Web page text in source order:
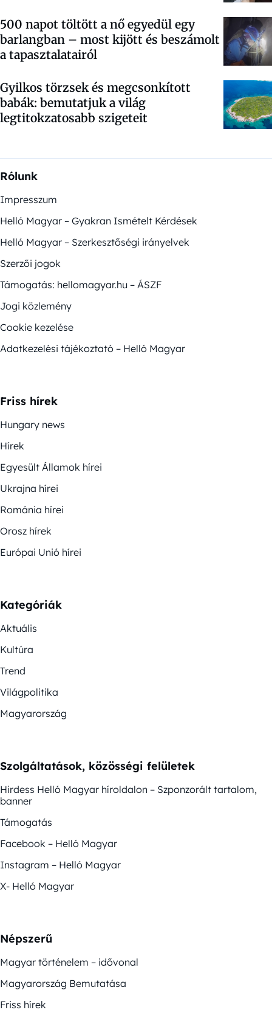
500 napot töltött a nő egyedül egy
barlangban – most kijött és beszámolt
a tapasztalatairól
Gyilkos törzsek és megcsonkított
babák: bemutatjuk a világ
legtitokzatosabb szigeteit
Rólunk
Impresszum
Helló Magyar – Gyakran Ismételt Kérdések
Helló Magyar – Szerkesztőségi irányelvek
Szerzői jogok
Támogatás: hellomagyar.hu – ÁSZF
Jogi közlemény
Cookie kezelése
Adatkezelési tájékoztató – Helló Magyar
Friss hírek
Hungary news
Hírek
Egyesült Államok hírei
Ukrajna hírei
Románia hírei
Orosz hírek
Európai Unió hírei
Kategóriák
Aktuális
Kultúra
Trend
Világpolitika
Magyarország
Szolgáltatások, közösségi felületek
Hirdess Helló Magyar híroldalon – Szponzorált tartalom,
banner
Támogatás
Facebook – Helló Magyar
Instagram – Helló Magyar
X- Helló Magyar
Népszerű
Magyar történelem – idővonal
Magyarország Bemutatása
Friss hírek